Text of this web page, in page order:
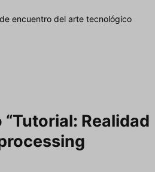
encuentro del arte tecnológico
Realidad